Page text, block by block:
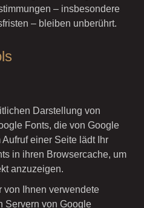
– insbesondere
– bleiben unberührt.
Darstellung von
Fonts, die von Google
einer Seite lädt Ihr
in ihren Browsercache, um
anzuzeigen.
von Ihnen verwendete
Servern von Google